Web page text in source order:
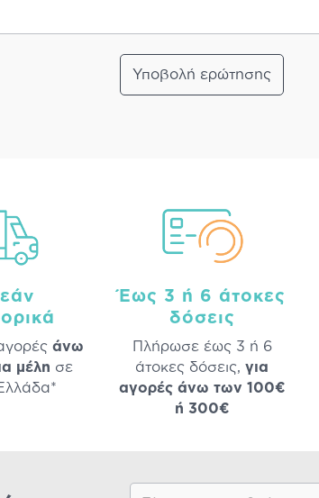
Υποβολή ερώτησης
άνω
μέλη σε
Έως 3 ή 6 άτοκες
δόσεις
Πλήρωσε έως 3 ή 6
άτοκες δόσεις, για
αγορές άνω των 100€
ή 300€